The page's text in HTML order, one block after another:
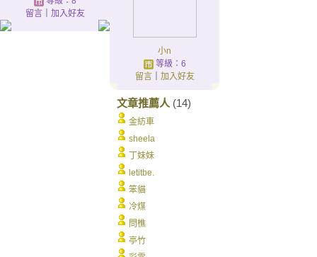
留言｜ 加入好友
小n
等級：6
留言｜ 加入好友
文章推薦人 (14)
金紡車
sheela
丁妹妹
letitbe.
笨貓
冷煤
問樵
亭竹